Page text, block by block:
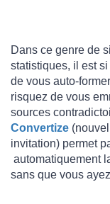
Dans ce genre de
statistiques, il est
de vous auto-
risquez de vous
sources
Convertize
invitation) permet
automatiquement
sans que vous